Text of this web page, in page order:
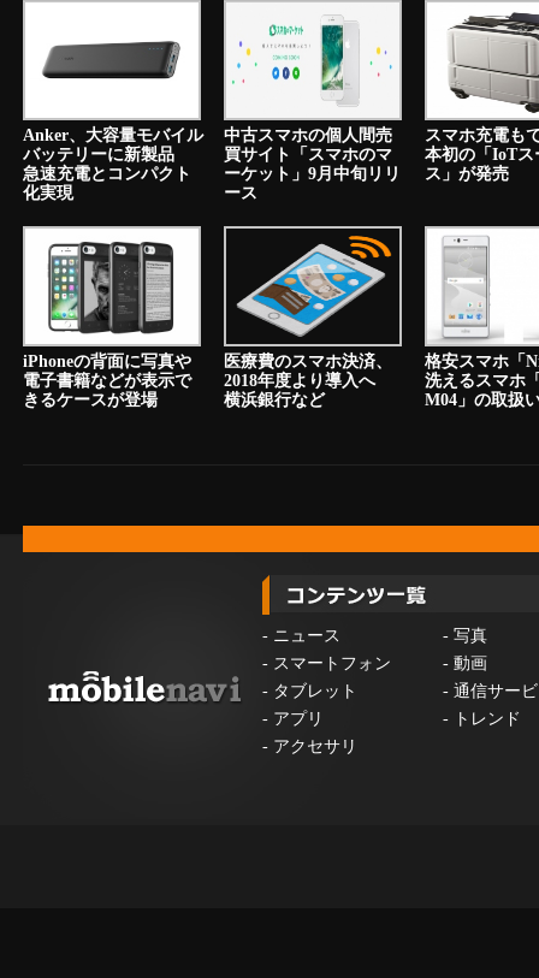
Anker、大容量モバイル
バッテリーに新製品
急速充電とコンパクト
化実現
中古スマホの個人間売
買サイト「スマホのマ
ーケット」9月中旬リリ
ース
スマホ充電も
本初の「IoTス
ス」が発売
iPhoneの背面に写真や
電子書籍などが表示で
きるケースが登場
医療費のスマホ決済、
2018年度より導入へ
横浜銀行など
格安スマホ
洗えるスマホ
M04」の取扱
- ニュース - 写真
- スマートフォン - 動画
- タブレット - 通信サー
- アプリ -
トレンド
- アクセサリ